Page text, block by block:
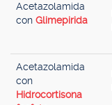
Acetazolamida
con Glimepirida
Acetazolamida
con
Hidrocortisona